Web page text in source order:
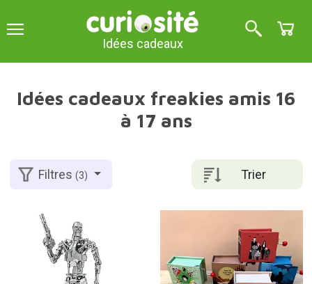
Idées cadeaux
Idées cadeaux freakies amis 16
à 17 ans
Trier
Filtres(3)